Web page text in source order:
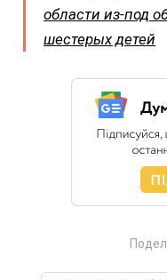
области из-под
шестерых детей